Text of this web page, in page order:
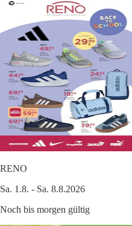
RENO
Sa. 1.8. - Sa. 8.8.2026
Noch bis morgen gültig